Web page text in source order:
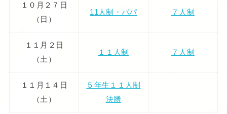
１０月２７日
（日）
11人制・パパ ７人制
１１月２日
（土）
１１人制 ７人制
１１月１４日
（土）
５年生１１人制
決勝